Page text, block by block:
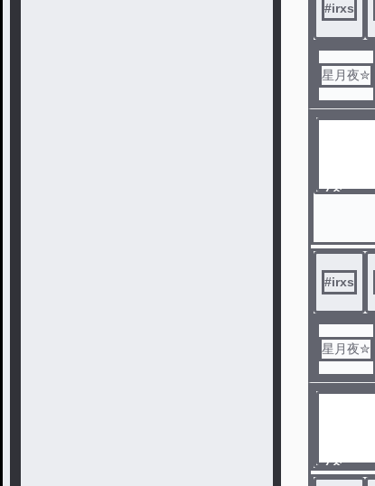
#irxs
星月夜✮
ノベ
#irxs
星月夜✮
ノベ
ル